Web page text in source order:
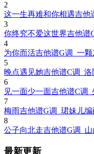
2
这一生再难和你相遇吉他
3
你终究不爱这世界吉他谱
4
为你而活吉他谱G调_一
5
晚点遇见她吉他谱C调_
6
见一面少一面吉他谱C调
7
梅雨吉他谱G调_珺妹儿编
8
公子向北走吉他谱G调_
最新更新